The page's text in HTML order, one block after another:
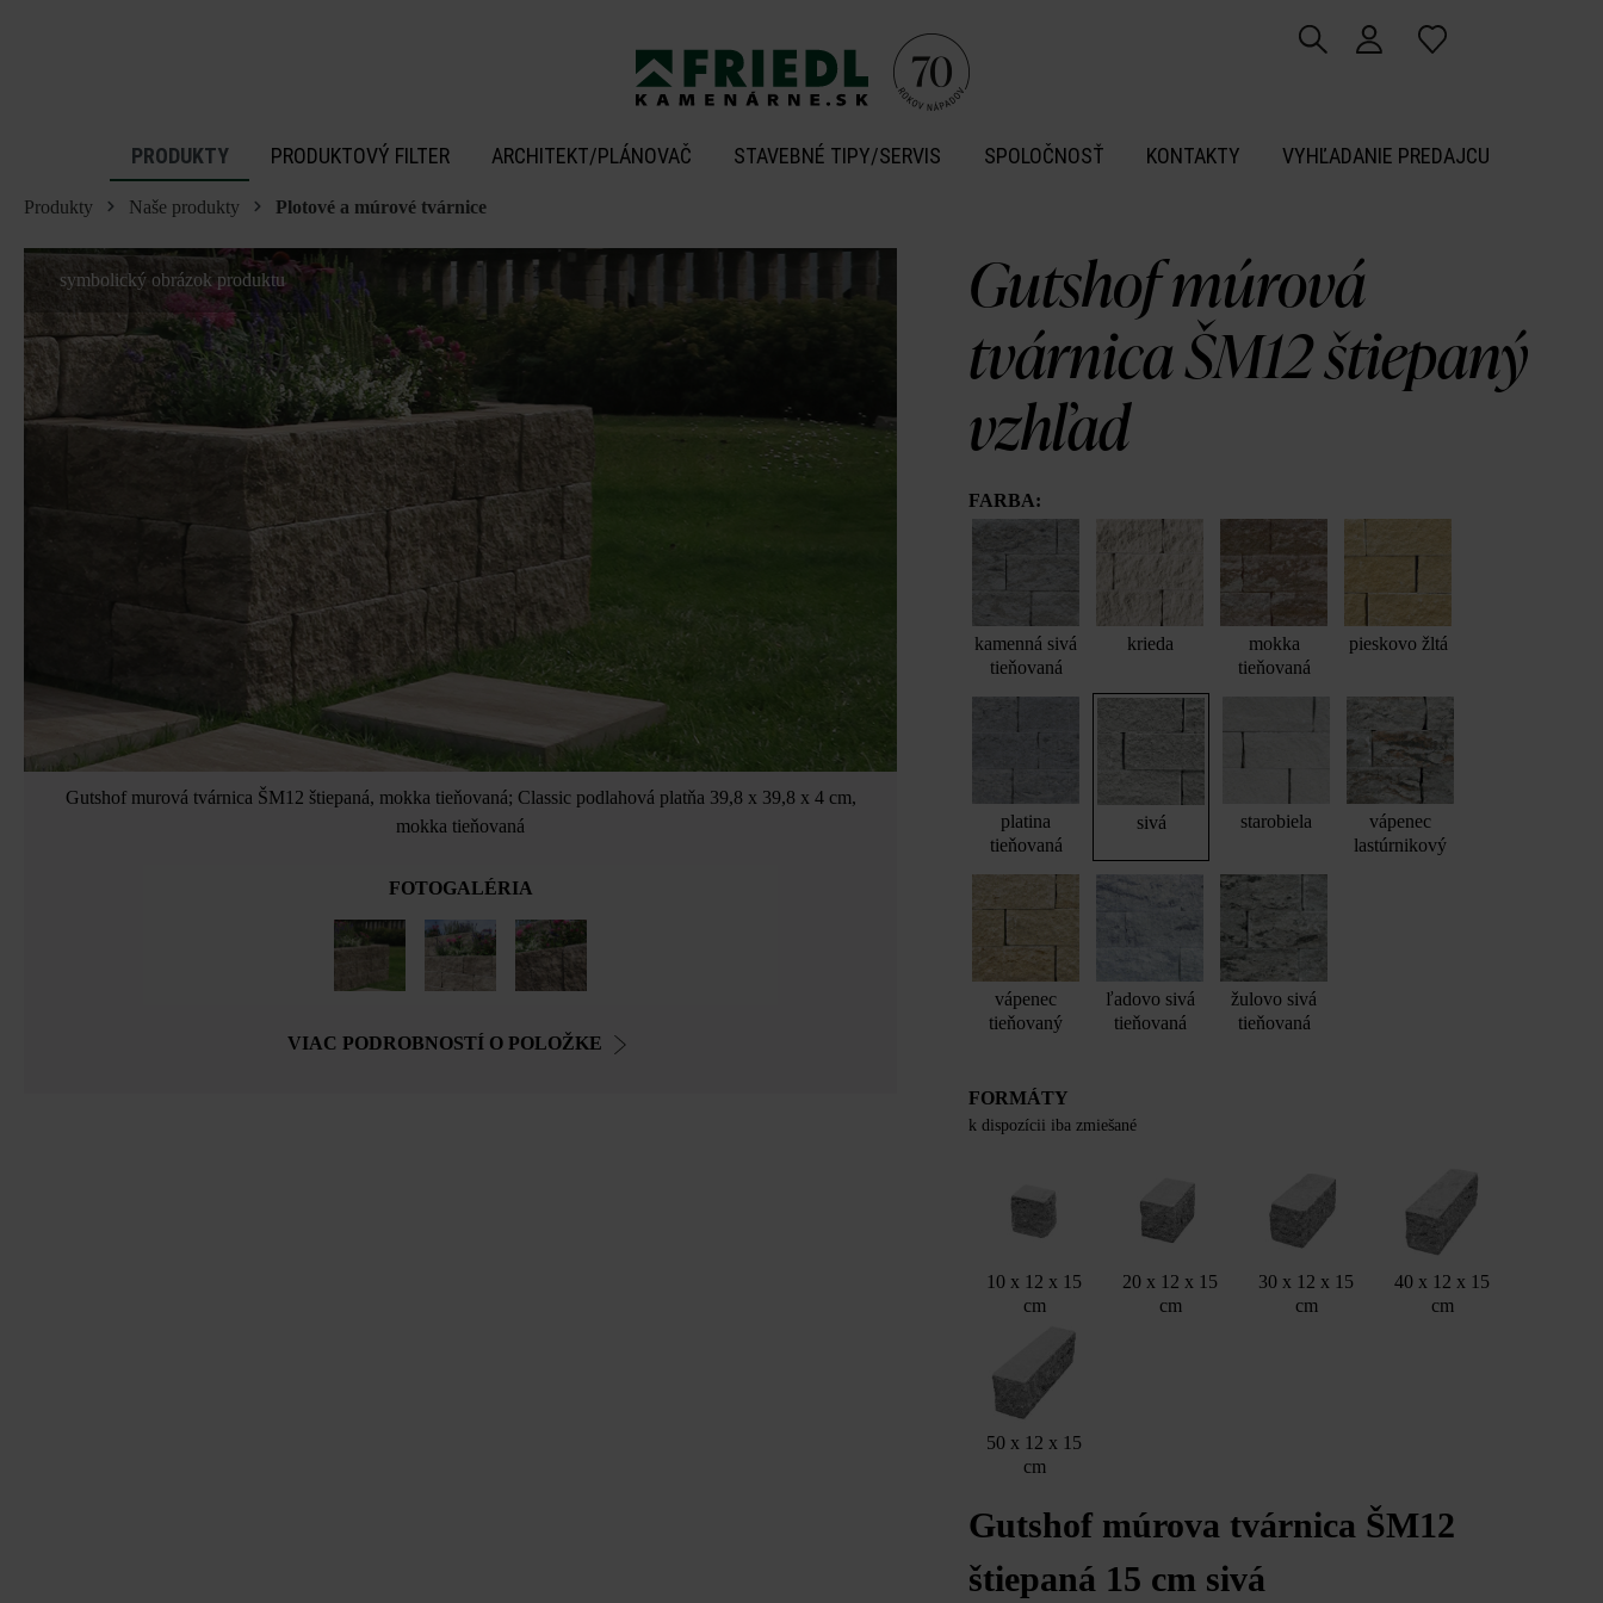
PRODUKTY PRODUKTOVÝ FILTER ARCHITEKT/PLÁNOVAČ STAVEBNÉ TIPY/SERVIS SPOLOČNOSŤ KONTAKTY VYHĽADANIE PREDAJCU
Produkty Naše produkty Plotové a múrové tvárnice
Gutshof murová tvárnica ŠM12 štiepaná, mokka tieňovaná; Classic podlahová platňa 39,8 x 39,8 x 4 cm,
mokka tieňovaná
symbolický obrázok produktu
FOTOGALÉRIA
VIAC PODROBNOSTÍ O POLOŽKE
Gutshof múrová
tvárnica ŠM12 štiepaný
vzhľad
FARBA:
kamenná sivá
tieňovaná
krieda
mokka
tieňovaná
pieskovo žltá
platina
tieňovaná
sivá starobiela
vápenec
lastúrnikový
vápenec
tieňovaný
ľadovo sivá
tieňovaná
žulovo sivá
tieňovaná
FORMÁTY
k dispozícii iba zmiešané
10 x 12 x 15
cm
20 x 12 x 15
cm
30 x 12 x 15
cm
40 x 12 x 15
cm
50 x 12 x 15
cm
Gutshof múrova tvárnica ŠM12
štiepaná 15 cm sivá